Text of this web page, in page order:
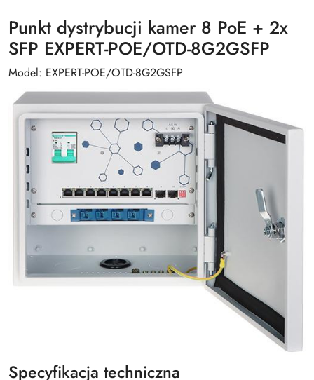
Punkt dystrybucji kamer 8 PoE + 2x
SFP EXPERT-POE/OTD-8G2GSFP
Model: EXPERT-POE/OTD-8G2GSFP
Specyfikacja techniczna